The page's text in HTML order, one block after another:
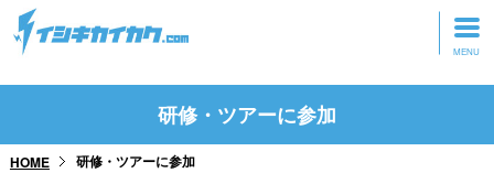
トップページ
研修・ツアーに参加
HOME 研修・ツアーに参加